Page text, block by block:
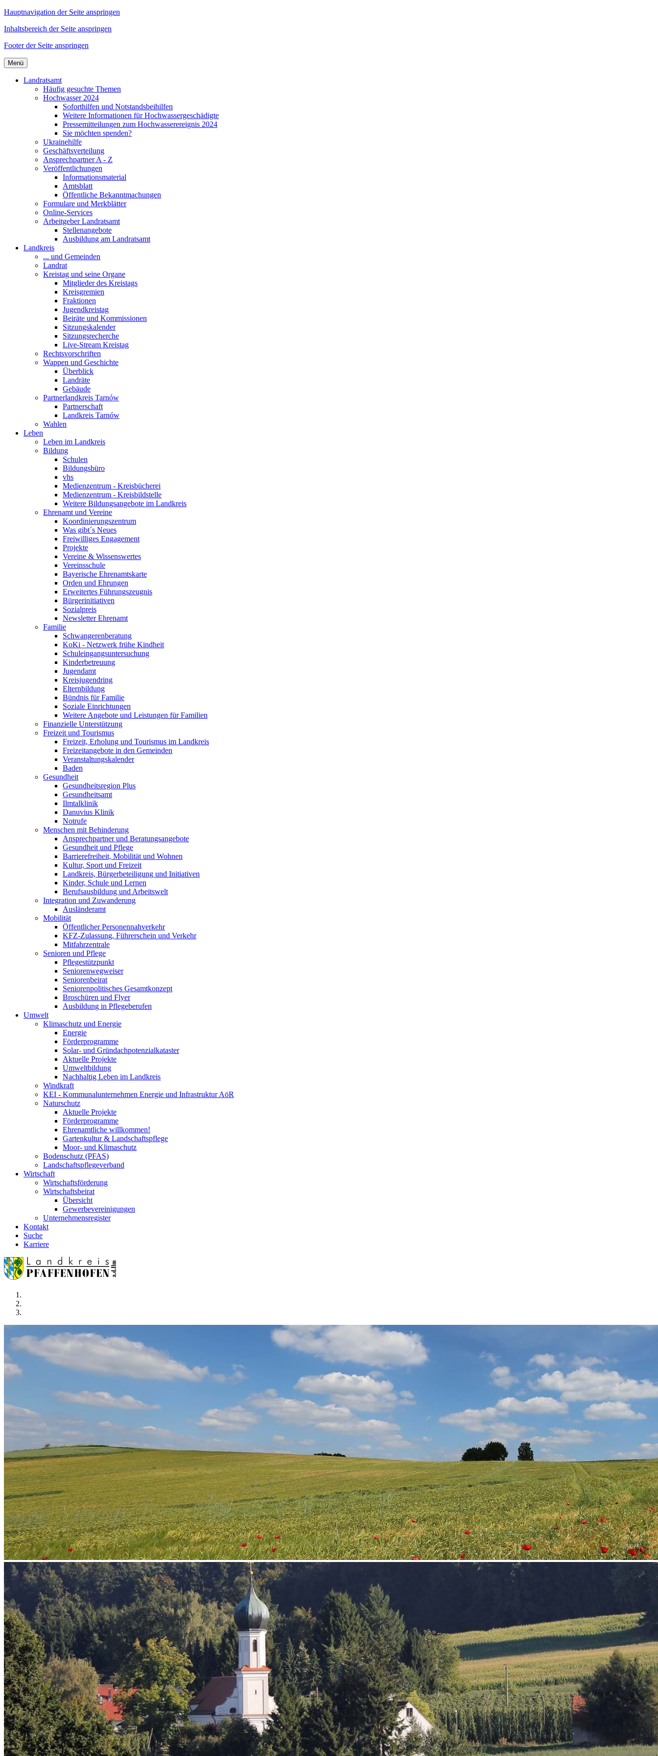
Hauptnavigation der Seite anspringen
Inhaltsbereich der Seite anspringen
Footer der Seite anspringen
Menü
Landratsamt
Häufig gesuchte Themen
Hochwasser 2024
Soforthilfen und Notstandsbeihilfen
Weitere Informationen für Hochwassergeschädigte
Pressemitteilungen zum Hochwasserereignis 2024
Sie möchten spenden?
Ukrainehilfe
Geschäftsverteilung
Ansprechpartner A - Z
Veröffentlichungen
Informationsmaterial
Amtsblatt
Öffentliche Bekanntmachungen
Formulare und Merkblätter
Online-Services
Arbeitgeber Landratsamt
Stellenangebote
Ausbildung am Landratsamt
Landkreis
... und Gemeinden
Landrat
Kreistag und seine Organe
Mitglieder des Kreistags
Kreisgremien
Fraktionen
Jugendkreistag
Beiräte und Kommissionen
Sitzungskalender
Sitzungsrecherche
Live-Stream Kreistag
Rechtsvorschriften
Wappen und Geschichte
Überblick
Landräte
Gebäude
Partnerlandkreis Tarnów
Partnerschaft
Landkreis Tarnów
Wahlen
Leben
Leben im Landkreis
Bildung
Schulen
Bildungsbüro
vhs
Medienzentrum - Kreisbücherei
Medienzentrum - Kreisbildstelle
Weitere Bildungsangebote im Landkreis
Ehrenamt und Vereine
Koordinierungszentrum
Was gibt´s Neues
Freiwilliges Engagement
Projekte
Vereine & Wissenswertes
Vereinsschule
Bayerische Ehrenamtskarte
Orden und Ehrungen
Erweitertes Führungszeugnis
Bürgerinitiativen
Sozialpreis
Newsletter Ehrenamt
Familie
Schwangerenberatung
KoKi - Netzwerk frühe Kindheit
Schuleingangsuntersuchung
Kinderbetreuung
Jugendamt
Kreisjugendring
Elternbildung
Bündnis für Familie
Soziale Einrichtungen
Weitere Angebote und Leistungen für Familien
Finanzielle Unterstützung
Freizeit und Tourismus
Freizeit, Erholung und Tourismus im Landkreis
Freizeitangebote in den Gemeinden
Veranstaltungskalender
Baden
Gesundheit
Gesundheitsregion Plus
Gesundheitsamt
Ilmtalklinik
Danuvius Klinik
Notrufe
Menschen mit Behinderung
Ansprechpartner und Beratungsangebote
Gesundheit und Pflege
Barrierefreiheit, Mobilität und Wohnen
Kultur, Sport und Freizeit
Landkreis, Bürgerbeteiligung und Initiativen
Kinder, Schule und Lernen
Berufsausbildung und Arbeitswelt
Integration und Zuwanderung
Ausländeramt
Mobilität
Öffentlicher Personennahverkehr
KFZ-Zulassung, Führerschein und Verkehr
Mitfahrzentrale
Senioren und Pflege
Pflegestützpunkt
Seniorenwegweiser
Seniorenbeirat
Seniorenpolitisches Gesamtkonzept
Broschüren und Flyer
Ausbildung in Pflegeberufen
Umwelt
Klimaschutz und Energie
Energie
Förderprogramme
Solar- und Gründachpotenzialkataster
Aktuelle Projekte
Umweltbildung
Nachhaltig Leben im Landkreis
Windkraft
KEI - Kommunalunternehmen Energie und Infrastruktur AöR
Naturschutz
Aktuelle Projekte
Förderprogramme
Ehrenamtliche willkommen!
Gartenkultur & Landschaftspflege
Moor- und Klimaschutz
Bodenschutz (PFAS)
Landschaftspflegeverband
Wirtschaft
Wirtschaftsförderung
Wirtschaftsbeirat
Übersicht
Gewerbevereinigungen
Unternehmensregister
Kontakt
Suche
Karriere